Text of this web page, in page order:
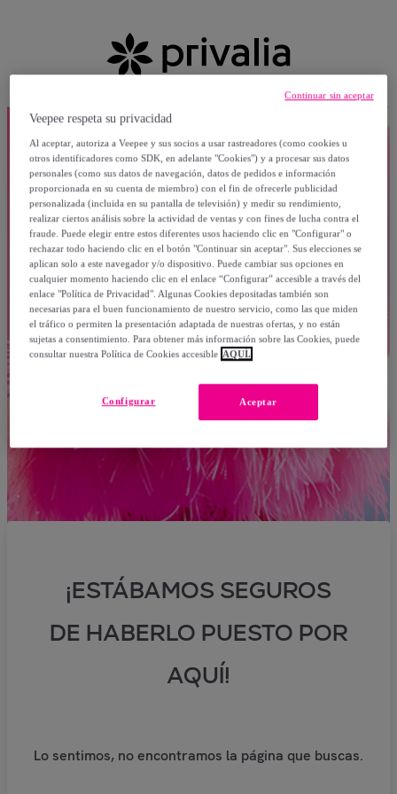
¡ESTÁBAMOS SEGUROS
DE HABERLO PUESTO POR
AQUÍ!
Lo sentimos, no encontramos la página que buscas.
Veepee respeta su privacidad
Al aceptar, autoriza a Veepee y sus socios a usar rastreadores (como cookies u
otros identificadores como SDK, en adelante "Cookies") y a procesar sus datos
personales (como sus datos de navegación, datos de pedidos e información
proporcionada en su cuenta de miembro) con el fin de ofrecerle publicidad
personalizada (incluida en su pantalla de televisión) y medir su rendimiento,
realizar ciertos análisis sobre la actividad de ventas y con fines de lucha contra el
fraude. Puede elegir entre estos diferentes usos haciendo clic en "Configurar" o
rechazar todo haciendo clic en el botón "Continuar sin aceptar". Sus elecciones se
aplican solo a este navegador y/o dispositivo. Puede cambiar sus opciones en
cualquier momento haciendo clic en el enlace “Configurar” accesible a través del
enlace "Política de Privacidad". Algunas Cookies depositadas también son
necesarias para el buen funcionamiento de nuestro servicio, como las que miden
el tráfico o permiten la presentación adaptada de nuestras ofertas, y no están
sujetas a consentimiento. Para obtener más información sobre las Cookies, puede
consultar nuestra Política de Cookies accesible AQUÍ.
Aceptar
Configurar
Continuar sin aceptar